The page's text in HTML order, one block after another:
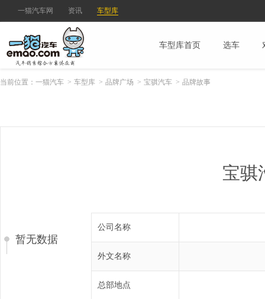
一猫汽车网 资讯 车型库
车型库首页 选车
当前位置： 一猫汽车 > 车型库 > 品牌广场 > 宝骐汽车 > 品牌故事
宝骐
公司名称
外文名称
总部地点
暂无数据